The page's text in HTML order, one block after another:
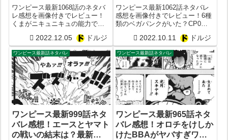
1069話予想
ワンピース最新1068話のネタバ
レ感想を画像付きでレビュー！
くまがニキュニキュの能力で逃
ッチがついに邂逅？次の1069話
予想
2022.12.05 ドルジ
り？ONE PIECE1063話予
想
ワンピース最新1062話ネタバレ
感想を画像付きでレビュー！6種
類のベガパンクがいた？CP0が
くまの娘だった？ONE
PIECE1063話予想
2022.10.11 ドルジ
ワンピース最新話ネタバレ
ワンピース最新999話ネタ
バレ感想！エースとヤマト
の戦いの結末は？最新
ワンピース最新話ネタバレ
ワンピース最新965話ネタ
バレ感想！オロチをけしか
けたBBAがヤバすぎワロ